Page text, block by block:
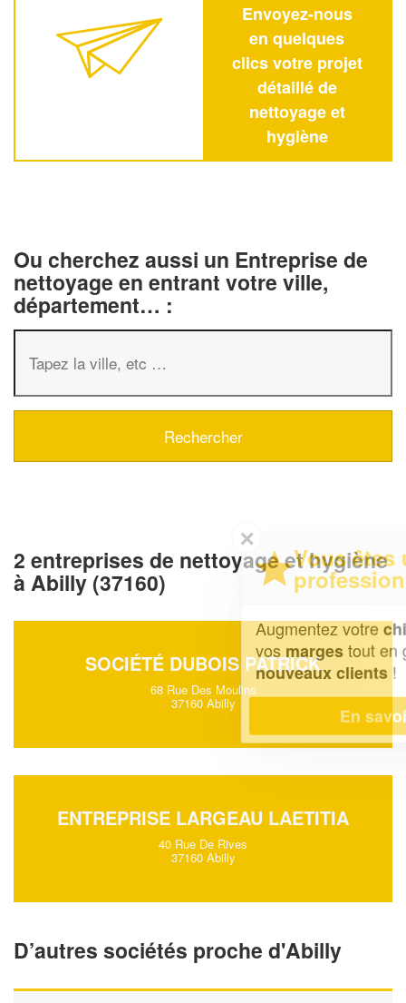
Envoyez-nous
en quelques
clics votre projet
détaillé de
nettoyage et
hygiène
Ou cherchez aussi un Entreprise de
nettoyage en entrant votre ville,
département… :
2 entreprises de nettoyage et hygiène
à Abilly (37160)
SOCIÉTÉ DUBOIS PATRICK
68 Rue Des Moulins
37160 Abilly
ENTREPRISE LARGEAU LAETITIA
40 Rue De Rives
37160 Abilly
D’autres sociétés proche d'Abilly
Vous êtes un
professionnel ?
Augmentez votrechiffre d'affaireset
vos
marges
tout en gagnant de
nouveaux clients !
En savoir plus